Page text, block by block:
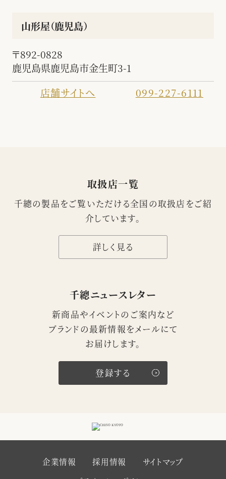
山形屋（鹿児島）
〒892-0828
鹿児島県鹿児島市金生町3-1
店舗サイトへ
099-227-6111
取扱店一覧
千總の製品をご覧いただける全国の取扱店をご紹
介しています。
詳しく見る
千總ニュースレター
新商品やイベントのご案内など
ブランドの最新情報をメールにて
お届けします。
登録する
企業情報
採用情報
サイトマップ